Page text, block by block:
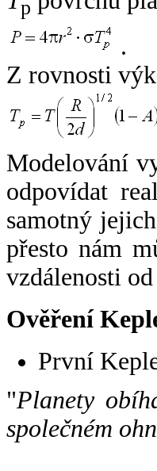
p
.
Z rovnosti
Modelování
odpovídat
samotný
přesto nám
vzdálenosti
Ověření
První
"Planety
společném